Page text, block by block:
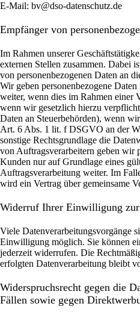
E-Mail: bv@dso-datenschutz.de
Empfänger von
Im Rahmen unserer
externen Stellen zusammen. Dabei
von personenbezogenen Daten an
Wir geben personenbezogene
weiter, wenn dies im Rahmen einer
wenn wir gesetzlich hierzu
Daten an Steuerbehörden), wenn
Art. 6 Abs. 1 lit. f DSGVO an der
sonstige Rechtsgrundlage die
von Auftragsverarbeitern geben wir
Kunden nur auf Grundlage eines
Auftragsverarbeitung weiter. Im
wird ein Vertrag über gemeinsame
Widerruf Ihrer Einwilligung zur
Viele Datenverarbeitungsvorgänge
Einwilligung möglich. Sie können
jederzeit widerrufen. Die
erfolgten Datenverarbeitung bleibt
Widerspruchsrecht gegen die
Fällen sowie gegen